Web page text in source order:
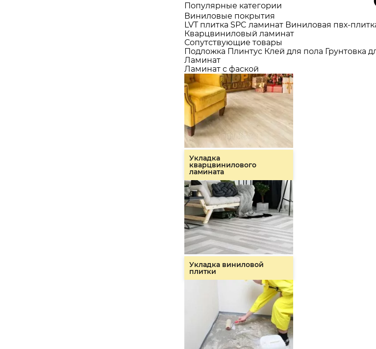
Популярные категории
Виниловые покрытия
LVT плитка SPC ламинат Виниловая пвх-
Кварцвиниловый ламинат
Сопутствующие товары
Подложка Плинтус Клей для пола Грунтовка
Ламинат
Ламинат с фаской
Укладка
кварцвинилового
ламината
Укладка виниловой
плитки